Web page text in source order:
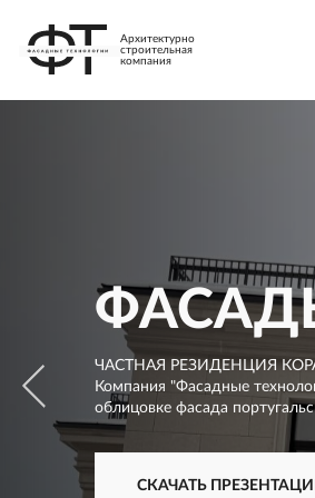
Архитектурно
строительная
компания
СКАЧАТЬ
ЧАСТНАЯ РЕЗИДЕНЦИЯ
Компания "Фасадные
облицовке фасада
СКАЧАТЬ
СКАЧАТЬ